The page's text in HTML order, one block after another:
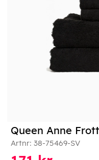
Queen Anne
Artnr: 38-75469-SV